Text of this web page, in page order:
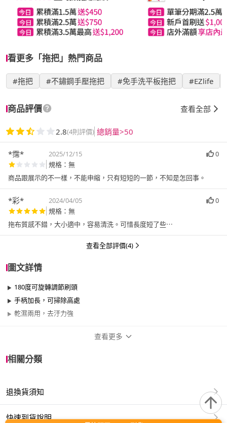
看更多「拖把」熱門商品
#拖把 #不鏽鋼手壓拖把 #免手洗平板拖把 #EZlife
商品評價 查看全部
2.8(4則評價) 總銷量>50
*霈* 2025/12/15
0
規格：無
商品跟展示的不一樣，不能申縮，只有短短的一節，不知是怎回事。
*彩* 2024/04/05
0
規格：無
拖布質感不錯，大小適中，容易清洗。可惜長度短了些⋯
查看全部評價(4)
圖文詳情
180度可旋轉調節刷頭
手柄加長，可掃除高處
乾濕兩用，去汙力強
適用於
臥室、客廳、浴室、廚房、門、門櫃、陽台、
餐廳、室內、玄關
查看更多
相關分類
退換貨須知
快速到貨說明